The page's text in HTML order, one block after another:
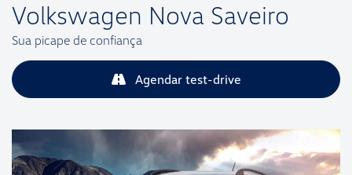
Volkswagen Nova Saveiro
Sua picape de confiança
Agendar test-drive